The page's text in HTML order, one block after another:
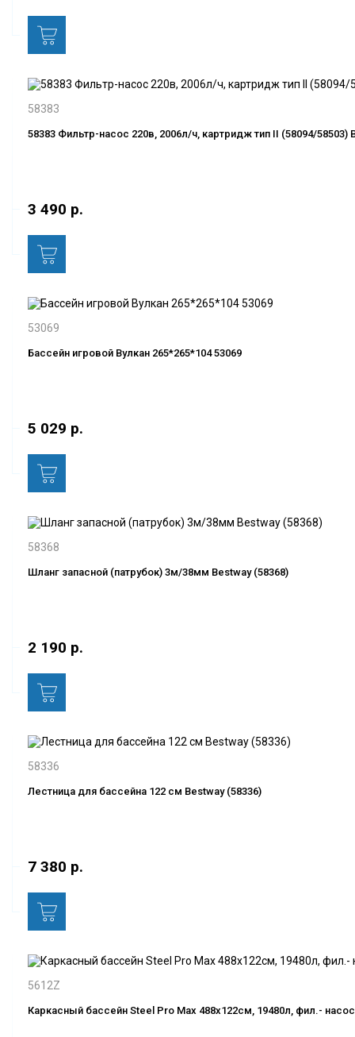
58383
58383 Фильтр-насос 220в, 2006л/ч, картридж тип II (58094/58503)
3 490 р.
53069
Бассейн игровой Вулкан 265*265*104 53069
5 029 р.
58368
Шланг запасной (патрубок) 3м/38мм Bestway (58368)
2 190 р.
58336
Лестница для бассейна 122 см Bestway (58336)
7 380 р.
5612Z
Каркасный бассейн Steel Pro Max 488х122см, 19480л, фил.-